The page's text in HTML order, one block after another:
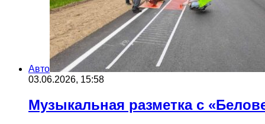
Авто
03.06.2026, 15:58
Музыкальная разметка с